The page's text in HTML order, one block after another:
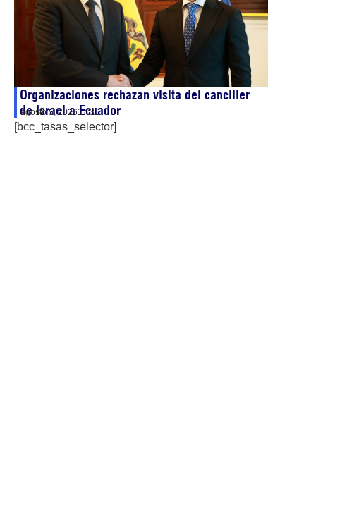
Organizaciones rechazan visita del canciller
de Israel a Ecuador
agosto 5, 202617:31
[bcc_tasas_selector]